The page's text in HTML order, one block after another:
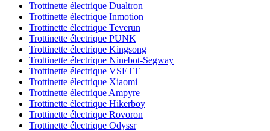
Trottinette électrique Dualtron
Trottinette électrique Inmotion
Trottinette électrique Teverun
Trottinette électrique PUNK
Trottinette électrique Kingsong
Trottinette électrique Ninebot-Segway
Trottinette électrique VSETT
Trottinette électrique Xiaomi
Trottinette électrique Ampyre
Trottinette électrique Hikerboy
Trottinette électrique Rovoron
Trottinette électrique Odyssr